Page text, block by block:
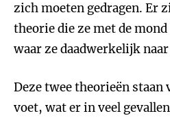
zich moeten gedragen. Er
theorie die ze met de
waar ze daadwerkelijk naar
Deze twee theorieën staan
voet, wat er in veel